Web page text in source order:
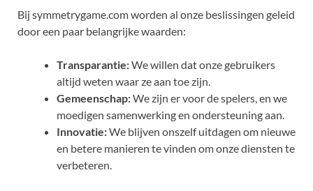
Bij symmetrygame.com worden al onze beslissingen geleid
door een paar belangrijke waarden:
Transparantie:We willen dat onze gebruikers
altijd weten waar ze aan toe zijn.
Gemeenschap:We zijn er voor de spelers, en we
moedigen samenwerking en ondersteuning aan.
Innovatie:We blijven onszelf uitdagen om nieuwe
en betere manieren te vinden om onze diensten te
verbeteren.